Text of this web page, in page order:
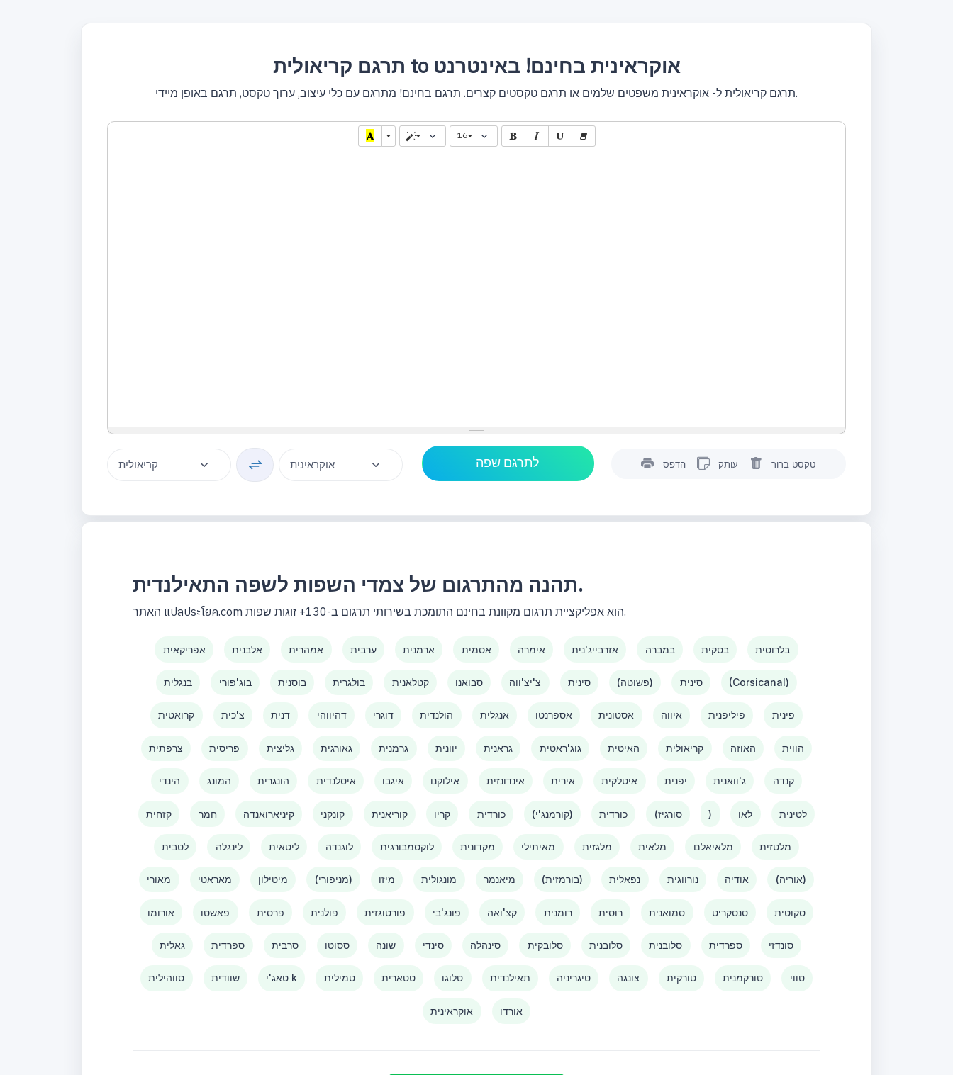
תרגם קריאולית to אוקראינית בחינם! באינטרנט
תרגם קריאולית ל- אוקראינית משפטים שלמים או תרגם טקסטים קצרים. תרגם בחינם! מתרגם עם כלי עיצוב, ערוך טקסט, תרגם באופן מיידי.
16
הדפס עותק טקסט ברור
תהנה מהתרגום של צמדי השפות לשפה התאילנדית.
האתר แปลประโยค.com הוא אפליקציית תרגום מקוונת בחינם התומכת בשירותי תרגום ב-130+ זוגות שפות.
אפריקאית אלבנית אמהרית ערבית ארמנית אסמית אימרה אזרבייג'נית במברה בסקית בלרוסית
בנגלית בוג'פורי בוסנית בולגרית קטלאנית סבואנו צ'יצ'ווה סינית (פשוטה) סינית (Corsicanal)
קרואטית צ'כית דנית דהיווהי דוגרי הולנדית אנגלית אספרנטו אסטונית איווה פיליפנית פינית
צרפתית פריסית גליצית גאורגית גרמנית יוונית גראנית גוג'ראטית האיטית קריאולית האוזה הווית
הינדי המונג הונגרית איסלנדית איגבו אילוקנו אינדונזית אירית איטלקית יפנית ג'וואנית קנדה
קזחית חמר קיניארואנדה קונקני קוריאנית קריו כורדית (קורמנג'י) כורדית (סורגיז ) לאו לטינית
לטבית לינגלה ליטאית לוגנדה לוקסמבורגית מקדונית מאיתילי מלגזית מלאית מלאיאלם מלטזית
מאורי מאראטי מיטילון (מניפורי) מיזו מונגולית מיאנמר (בורמזית) נפאלית נורווגית אודיה (אוריה)
אורומו פאשטו פרסית פולנית פורטוגזית פונג'בי קצ'ואה רומנית רוסית סמואנית סנסקריט סקוטית
גאלית ספרדית סרבית ססוטו שונה סינדי סינהלה סלובקית סלובנית סלובנית ספרדית סונדזי
סווהילית שוודית טאג'י k טמילית טטארית טלוגו תאילנדית טיגריניה צונגה טורקית טורקמנית טווי
אוקראינית אורדו